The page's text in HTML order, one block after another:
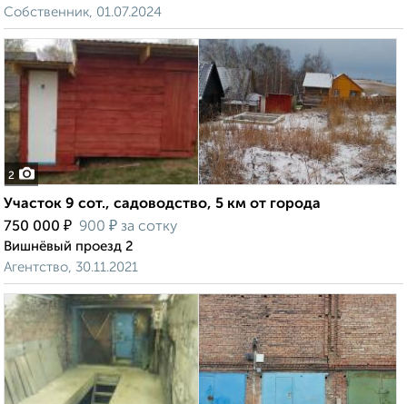
Собственник, 01.07.2024
2
Участок 9 сот., садоводство, 5 км от города
750 000 ₽ 900 ₽ за сотку
Вишнёвый проезд 2
Агентство, 30.11.2021